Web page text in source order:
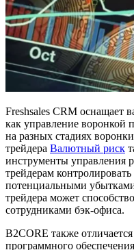
Freshsales CRM оснащает
как управление воронкой
на разных стадиях
трейдера Валютный риск
инструменты управления
трейдерам
потенциальными
трейдера может
сотрудниками бэк-офиса.
B2CORE также
программного